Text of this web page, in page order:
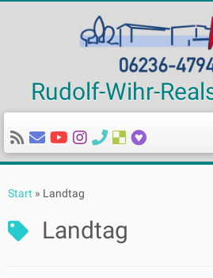
Inhalt
Rudolf-Wihr-
Start » Landtag
Landtag